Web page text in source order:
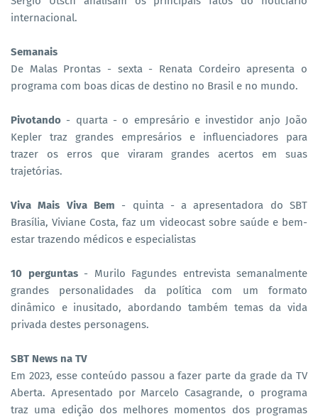
internacional.
Semanais
De Malas Prontas - sexta - Renata Cordeiro apresenta o
programa com boas dicas de destino no Brasil e no mundo.
Pivotando - quarta - o empresário e investidor anjo João
Kepler traz grandes empresários e influenciadores para
trazer os erros que viraram grandes acertos em suas
trajetórias.
Viva Mais Viva Bem - quinta - a apresentadora do SBT
Brasília, Viviane Costa, faz um videocast sobre saúde e bem-
estar trazendo médicos e especialistas
10 perguntas- Murilo Fagundes entrevista semanalmente
grandes personalidades da política com um formato
dinâmico e inusitado, abordando também temas da vida
privada destes personagens.
SBT News na TV
Em 2023, esse conteúdo passou a fazer parte da grade da TV
Aberta. Apresentado por Marcelo Casagrande, o programa
traz uma edição dos melhores momentos dos programas